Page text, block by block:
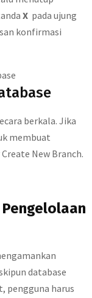
X pada ujung
konfirmasi
berkala. Jika
membuat
New Branch.
database
pengguna harus